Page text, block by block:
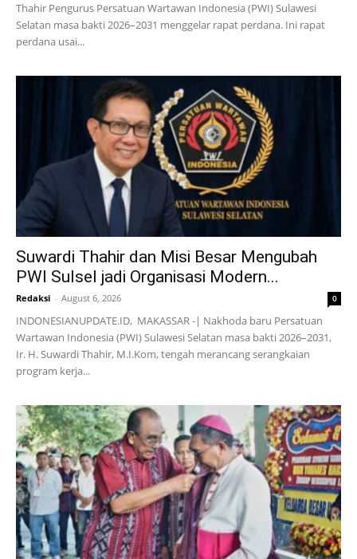
Thahir Pengurus Persatuan Wartawan Indonesia (PWI) Sulawesi
Selatan masa bakti 2026–2031 menggelar rapat perdana. Ini rapat
perdana usai...
Suwardi Thahir dan Misi Besar Mengubah
PWI Sulsel jadi Organisasi Modern...
Redaksi - August 6, 2026 0
INDONESIANUPDATE.ID, MAKASSAR -| Nakhoda baru Persatuan
Wartawan Indonesia (PWI) Sulawesi Selatan masa bakti 2026–2031,
Ir. H. Suwardi Thahir, M.I.Kom, tengah merancang serangkaian
program kerja...